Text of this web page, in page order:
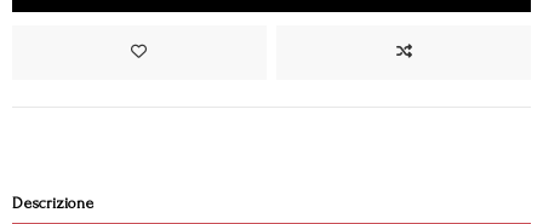
Descrizione